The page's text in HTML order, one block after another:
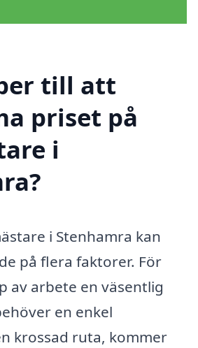
till att
priset på
i
i Stenhamra kan
på flera faktorer. För
av arbete en väsentlig
en enkel
krossad ruta, kommer